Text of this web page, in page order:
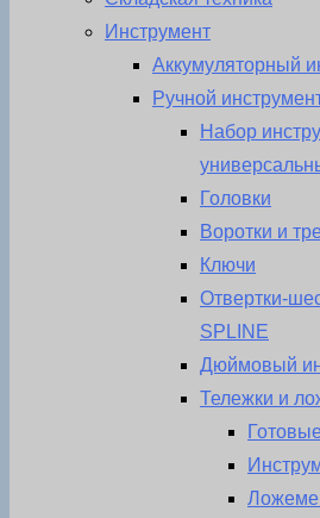
Инструмент
Аккумуляторный
Ручной
Набор
Головки
Воротки и
Ключи
Отвертки-
SPLINE
Дюймовый
Тележки и